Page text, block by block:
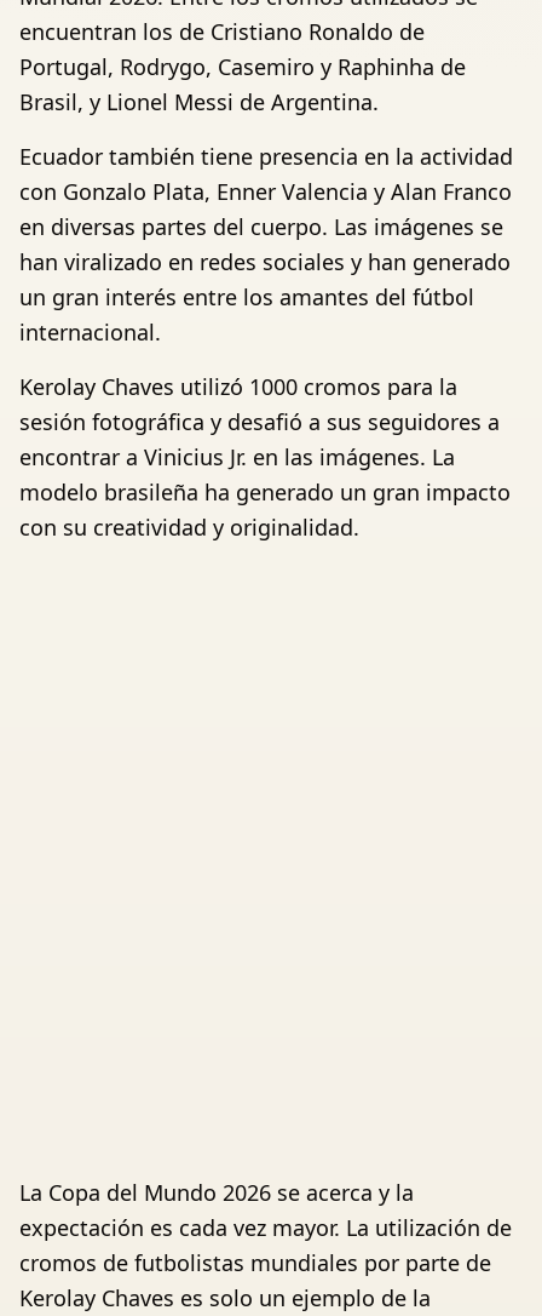
encuentran los de Cristiano Ronaldo de
Portugal, Rodrygo, Casemiro y Raphinha de
Brasil, y Lionel Messi de Argentina.
Ecuador también tiene presencia en la actividad
con Gonzalo Plata, Enner Valencia y Alan Franco
en diversas partes del cuerpo. Las imágenes se
han viralizado en redes sociales y han generado
un gran interés entre los amantes del fútbol
internacional.
Kerolay Chaves utilizó 1000 cromos para la
sesión fotográfica y desafió a sus seguidores a
encontrar a Vinicius Jr. en las imágenes. La
modelo brasileña ha generado un gran impacto
con su creatividad y originalidad.
La Copa del Mundo 2026 se acerca y la
expectación es cada vez mayor. La utilización de
cromos de futbolistas mundiales por parte de
Kerolay Chaves es solo un ejemplo de la